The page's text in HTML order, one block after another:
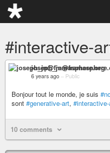
#interactive-
6 years ago – Public
Bonjour tout le monde, je suis
sont #generative-art,
10 comments